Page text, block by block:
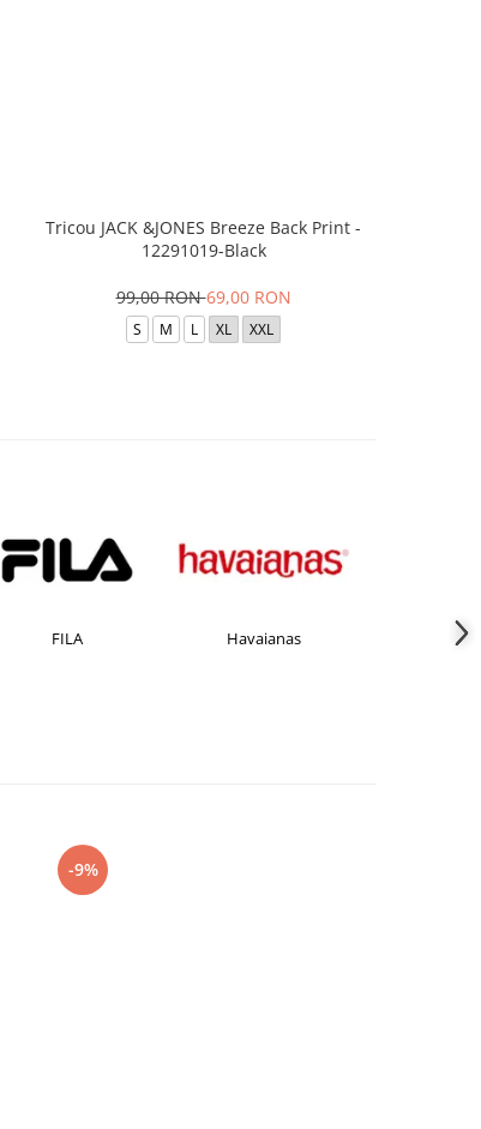
Tricou JACK &JONES Breeze Back Print -
12291019-Black
99,00 RON69,00 RON
S M L XL XXL
FILA Havaianas JACK
-9%